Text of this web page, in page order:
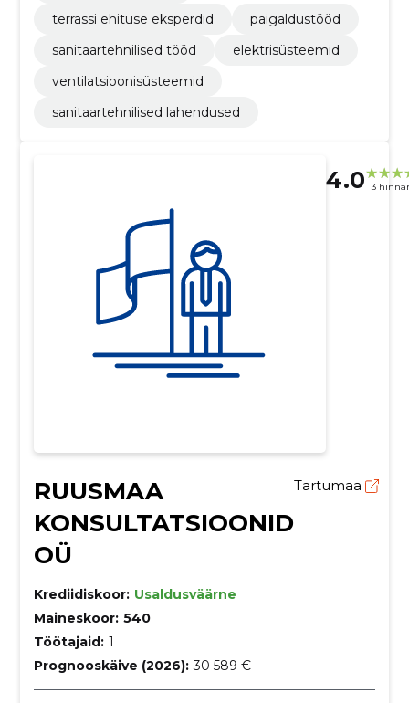
terrassi ehituse eksperdid
paigaldustööd
sanitaartehnilised tööd
elektrisüsteemid
ventilatsioonisüsteemid
sanitaartehnilised lahendused
4.0 3
RUUSMAA
KONSULTATSIOONID
OÜ
Tartumaa
Krediidiskoor: Usaldusväärne
Maineskoor: 540
Töötajaid: 1
Prognooskäive (2026): 30 589 €